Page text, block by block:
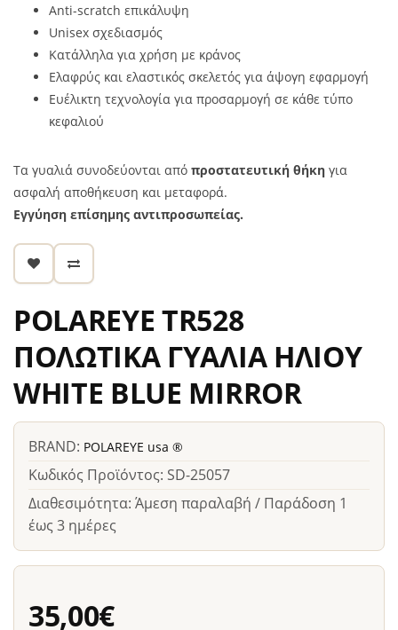
Anti-scratch επικάλυψη
Unisex σχεδιασμός
Κατάλληλα για χρήση με κράνος
Ελαφρύς και ελαστικός σκελετός για άψογη εφαρμογή
Ευέλικτη τεχνολογία για προσαρμογή σε κάθε τύπο
κεφαλιού
Τα γυαλιά συνοδεύονται από προστατευτική θήκη για
ασφαλή αποθήκευση και μεταφορά.
Εγγύηση επίσημης αντιπροσωπείας.
POLAREYE TR528
ΠΟΛΩΤΙΚΑ ΓΥΑΛΙΑ ΗΛΙΟΥ
WHITE BLUE MIRROR
BRAND: POLAREYE usa ®
Κωδικός Προϊόντος: SD-25057
Διαθεσιμότητα: Άμεση παραλαβή / Παράδοση 1
έως 3 ημέρες
35,00€